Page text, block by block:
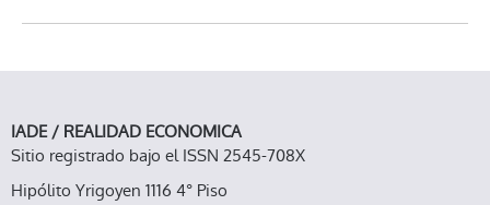
IADE / REALIDAD ECONOMICA
Sitio registrado bajo el ISSN 2545-708X
Hipólito Yrigoyen 1116 4° Piso